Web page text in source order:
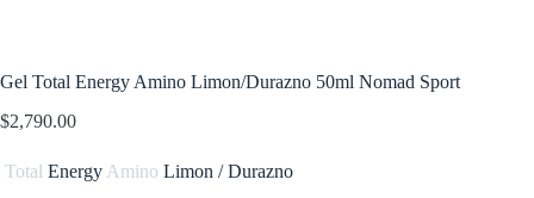
Gel Total Energy Amino Limon/Durazno 50ml Nomad Sport
$2,790.00
Total Energy Amino Limon / Durazno